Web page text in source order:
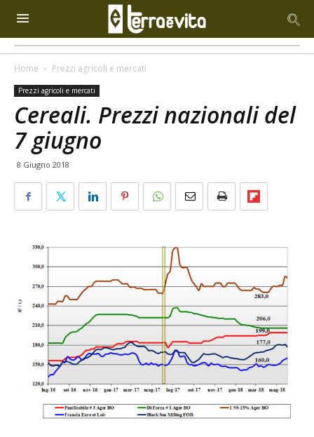
Home Prezzi agricoli e mercati
Prezzi agricoli e mercati
Cereali. Prezzi nazionali del
7 giugno
8 Giugno 2018